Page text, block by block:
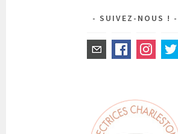
SUIVEZ-NOUS !